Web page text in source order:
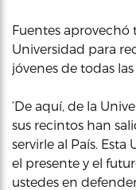
Fuentes aprovechó
Universidad para
jóvenes de todas
‘De aquí, de la
sus recintos han
servirle al País.
el presente y el
ustedes en